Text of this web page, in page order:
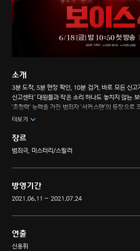
소개
3분 도착, 5분 현장 확인, 10분 검거. 바로 모든 신고
신고센터’ 대원들과 작은 소리 하나도 놓치지 않는
'초청력' 능력을 가진 범죄자 ‘서커스맨’의 등장으로
원칙주의자 형사의 등장으로 시작되는 새로운 공조
더보기
장르
범죄극, 미스터리/스릴러
방영기간
2021.06.11 ~ 2021.07.24
연출
신용휘